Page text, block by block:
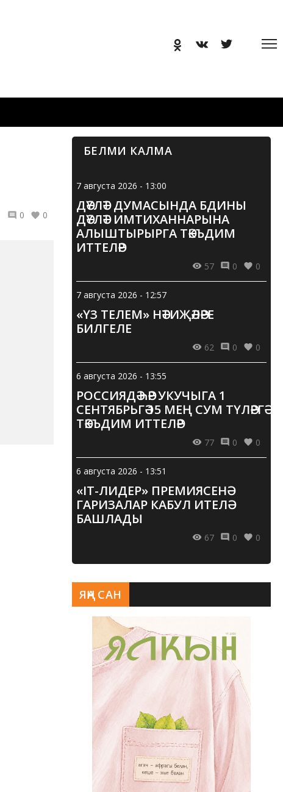
0 0
БЕЛМИ КАЛМА
7 августа 2026 - 13:00
ДӘҮЛӘТ ДУМАСЫНДА БДИНЫ
ДӘҮЛӘТ ИМТИХАННАРЫНА
АЛЫШТЫРЫРГА ТӘКЪДИМ
ИТТЕЛӘР
57 0 0
7 августа 2026 - 12:57
«ҮЗ ТЕЛЕМ» НӘТИҖӘЛӘРЕ
БИЛГЕЛЕ
62 0 0
6 августа 2026 - 13:55
РОССИЯДӘ ҺӘР УКУЧЫГА 1
СЕНТЯБРЬГӘ 15 МЕҢ СУМ ТҮЛӘРГӘ
ТӘКЪДИМ ИТТЕЛӘР
77 0 0
6 августа 2026 - 13:51
«IT-ЛИДЕР» ПРЕМИЯСЕНӘ
ГАРИЗАЛАР КАБУЛ ИТЕЛӘ
БАШЛАДЫ
67 0 0
ЯҢА САН